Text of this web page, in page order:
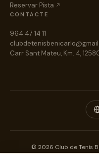
Reservar Pista
CONTACTE
964 47 14 11
Carr Sant Mateu, Km. 4,
© 2026 Club de Tenis